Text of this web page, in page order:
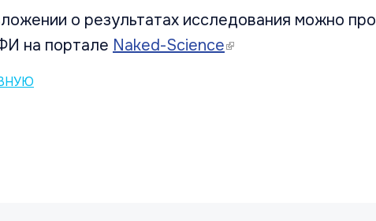
о результатах исследования можно
на портале Naked-Science(link is external)